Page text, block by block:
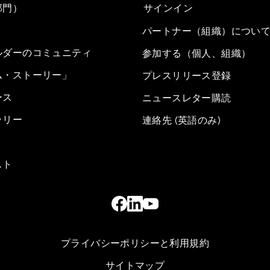
）
ーのコミュニティ
ストーリー」
リー
サインイン
パートナー（組織）につい
参加する（個人、組織）
プレスリリース登録
ニュースレター購読
連絡先 (英語のみ)
プライバシーポリシーと利用規約
サイトマップ